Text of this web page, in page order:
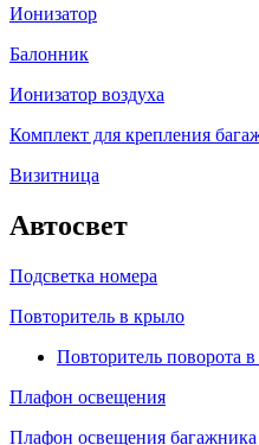
Ионизатор
Балонник
Ионизатор воздуха
Комплект для крепления
Визитница
Автосвет
Подсветка номера
Повторитель в крыло
Повторитель поворота
Плафон освещения
Плафон освещения багажника